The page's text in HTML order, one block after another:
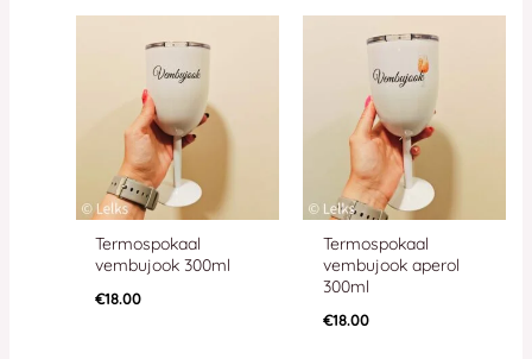
Termospokaal
vembujook 300ml
€18.00
Termospokaal
vembujook aperol
300ml
€18.00